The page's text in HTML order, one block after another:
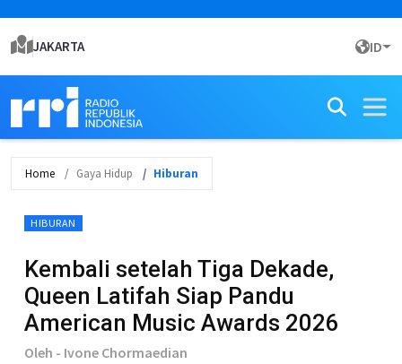
JAKARTA ID
Home Gaya Hidup Hiburan
HIBURAN
Kembali setelah Tiga Dekade,
Queen Latifah Siap Pandu
American Music Awards 2026
Oleh - Ivone Chormaedian